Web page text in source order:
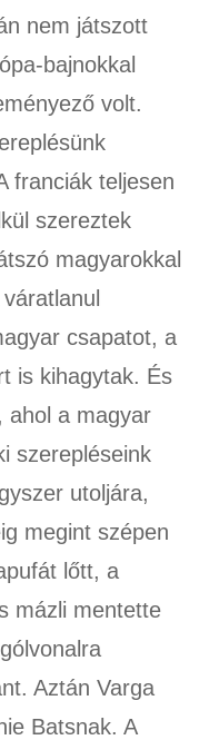
nem játszott
bajnokkal
volt.
franciák teljesen
szereztek
magyarokkal
csapatot, a
is kihagytak. És
ahol a magyar
szerepléseink
utoljára,
megint szépen
lőtt, a
mázli mentette
Aztán Varga
Batsnak. A